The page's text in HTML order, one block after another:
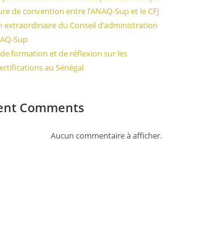
de convention entre l’ANAQ-Sup et le CFJ
extraordinaire du Conseil d’administration
Sup
formation et de réflexion sur les
au Sénégal
Comments
Aucun commentaire à afficher.